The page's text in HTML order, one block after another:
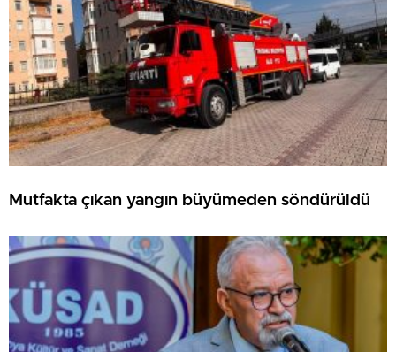
Mutfakta çıkan yangın büyümeden söndürüldü